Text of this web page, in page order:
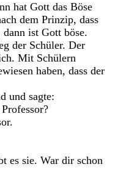
hat Gott das Böse
dem Prinzip, dass
ist Gott böse.
der Schüler. Der
Mit Schülern
haben, dass der
und sagte:
es sie. War dir schon